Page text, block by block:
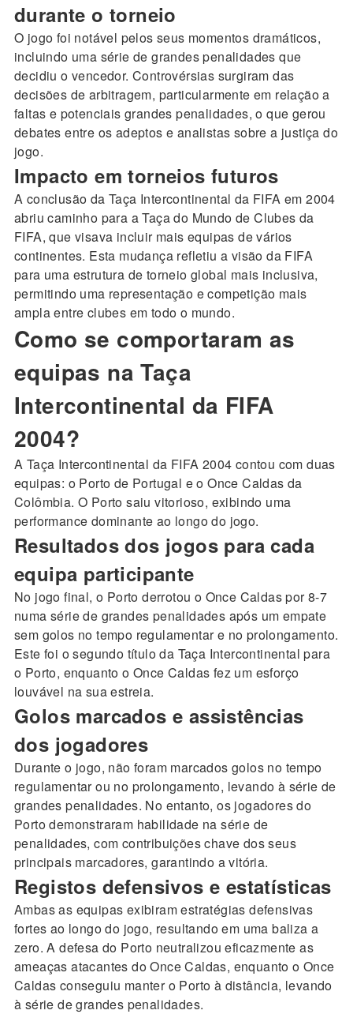
durante o torneio
O jogo foi notável pelos seus momentos dramáticos,
incluindo uma série de grandes penalidades que
decidiu o vencedor. Controvérsias surgiram das
decisões de arbitragem, particularmente em relação a
faltas e potenciais grandes penalidades, o que gerou
debates entre os adeptos e analistas sobre a justiça do
jogo.
Impacto em torneios futuros
A conclusão da Taça Intercontinental da FIFA em 2004
abriu caminho para a Taça do Mundo de Clubes da
FIFA, que visava incluir mais equipas de vários
continentes. Esta mudança refletiu a visão da FIFA
para uma estrutura de torneio global mais inclusiva,
permitindo uma representação e competição mais
ampla entre clubes em todo o mundo.
Como se comportaram as
equipas na Taça
Intercontinental da FIFA
2004?
A Taça Intercontinental da FIFA 2004 contou com duas
equipas: o Porto de Portugal e o Once Caldas da
Colômbia. O Porto saiu vitorioso, exibindo uma
performance dominante ao longo do jogo.
Resultados dos jogos para cada
equipa participante
No jogo final, o Porto derrotou o Once Caldas por 8-7
numa série de grandes penalidades após um empate
sem golos no tempo regulamentar e no prolongamento.
Este foi o segundo título da Taça Intercontinental para
o Porto, enquanto o Once Caldas fez um esforço
louvável na sua estreia.
Golos marcados e assistências
dos jogadores
Durante o jogo, não foram marcados golos no tempo
regulamentar ou no prolongamento, levando à série de
grandes penalidades. No entanto, os jogadores do
Porto demonstraram habilidade na série de
penalidades, com contribuições chave dos seus
principais marcadores, garantindo a vitória.
Registos defensivos e estatísticas
Ambas as equipas exibiram estratégias defensivas
fortes ao longo do jogo, resultando em uma baliza a
zero. A defesa do Porto neutralizou eficazmente as
ameaças atacantes do Once Caldas, enquanto o Once
Caldas conseguiu manter o Porto à distância, levando
à série de grandes penalidades.